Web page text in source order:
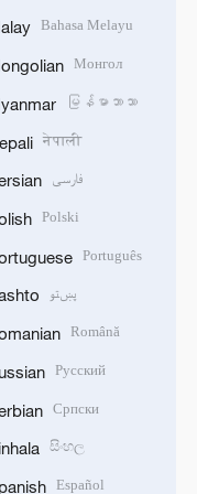
Bahasa Melayu
Монгол
မြန်မာဘာသာ
नेपाली
فارسی
Polski
Português
پښتو
Română
Русский
Српски
සිංහල
Español